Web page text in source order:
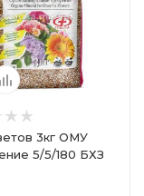
3кг ОМУ
5/5/180 БХЗ